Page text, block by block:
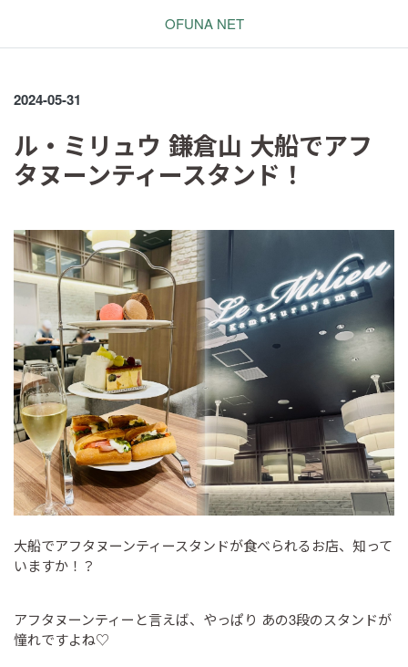
OFUNA NET
2024-05-31
ル・ミリュウ 鎌倉山 大船でアフ
タヌーンティースタンド！
大船でアフタヌーンティースタンドが食べられるお店、知って
いますか！？
アフタヌーンティーと言えば、やっぱり あの3段のスタンドが
憧れですよね♡